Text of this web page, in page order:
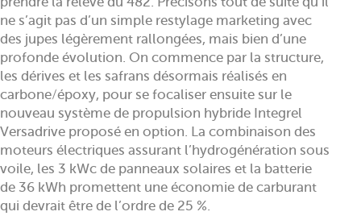
ne s’agit pas d’un simple restylage marketing avec
des jupes légèrement rallongées, mais bien d’une
profonde évolution. On commence par la structure,
les dérives et les safrans désormais réalisés en
carbone/époxy, pour se focaliser ensuite sur le
nouveau système de propulsion hybride Integrel
Versadrive proposé en option. La combinaison des
moteurs électriques assurant l’hydrogénération sous
voile, les 3 kWc de panneaux solaires et la batterie
de 36 kWh promettent une économie de carburant
qui devrait être de l’ordre de 25 %.